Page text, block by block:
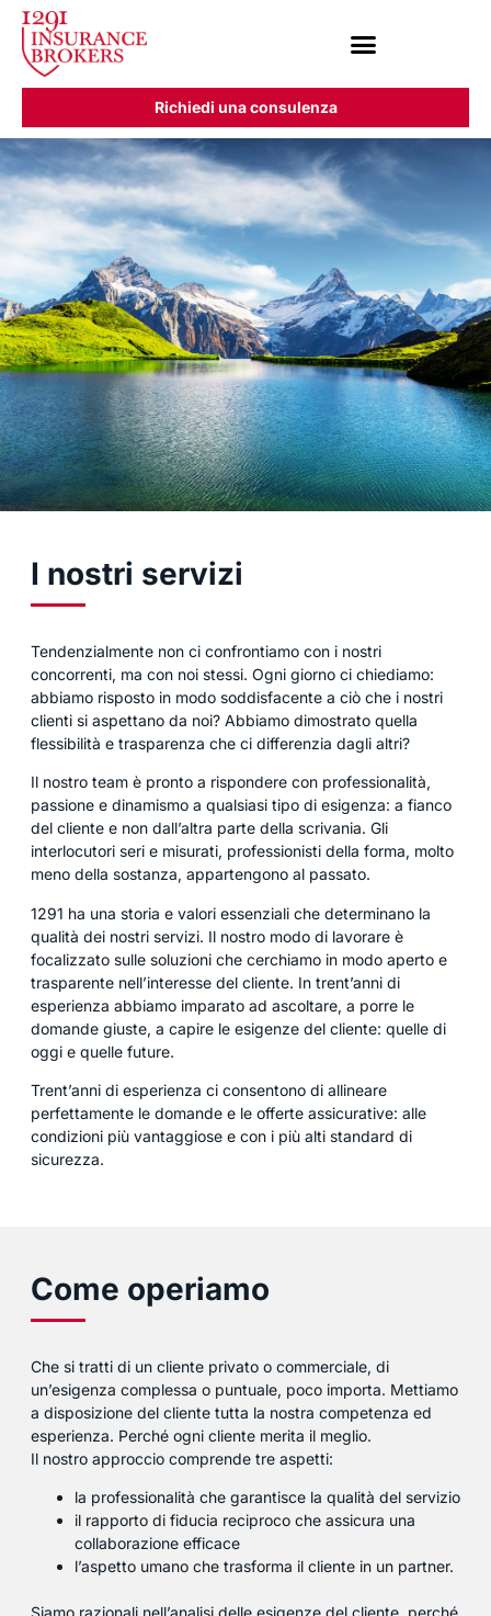
Richiedi una consulenza
I nostri servizi
I nostri servizi
Tendenzialmente non ci confrontiamo con i nostri
concorrenti, ma con noi stessi. Ogni giorno ci chiediamo:
abbiamo risposto in modo soddisfacente a ciò che i nostri
clienti si aspettano da noi? Abbiamo dimostrato quella
flessibilità e trasparenza che ci differenzia dagli altri?
Il nostro team è pronto a rispondere con professionalità,
passione e dinamismo a qualsiasi tipo di esigenza: a fianco
del cliente e non dall’altra parte della scrivania. Gli
interlocutori seri e misurati, professionisti della forma, molto
meno della sostanza, appartengono al passato.
1291 ha una storia e valori essenziali che determinano la
qualità dei nostri servizi. Il nostro modo di lavorare è
focalizzato sulle soluzioni che cerchiamo in modo aperto e
trasparente nell’interesse del cliente. In trent’anni di
esperienza abbiamo imparato ad ascoltare, a porre le
domande giuste, a capire le esigenze del cliente: quelle di
oggi e quelle future.
Trent’anni di esperienza ci consentono di allineare
perfettamente le domande e le offerte assicurative: alle
condizioni più vantaggiose e con i più alti standard di
sicurezza.
Come operiamo
Che si tratti di un cliente privato o commerciale, di
un’esigenza complessa o puntuale, poco importa. Mettiamo
a disposizione del cliente tutta la nostra competenza ed
esperienza. Perché ogni cliente merita il meglio.
Il nostro approccio comprende tre aspetti:
la professionalità che garantisce la qualità del servizio
il rapporto di fiducia reciproco che assicura una
collaborazione efficace
l’aspetto umano che trasforma il cliente in un partner.
Siamo razionali nell’analisi delle esigenze del cliente, perché